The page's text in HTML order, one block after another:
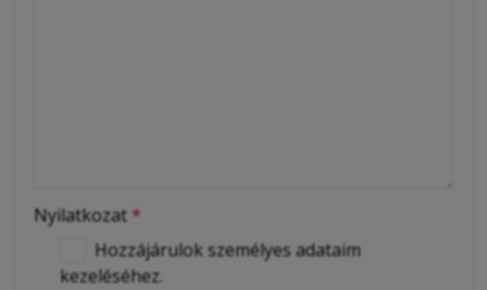
Nyilatkozat *
Hozzájárulok személyes adataim
kezeléséhez.